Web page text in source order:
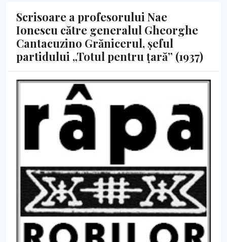
Scrisoare a profesorului Nae
Ionescu către generalul Gheorghe
Cantacuzino Grănicerul, șeful
partidului „Totul pentru țară” (1937)